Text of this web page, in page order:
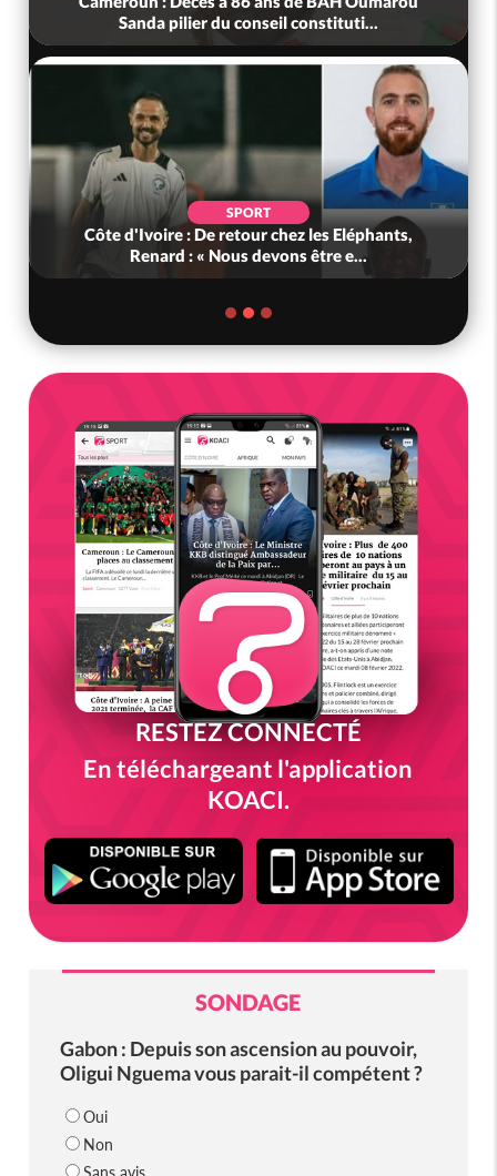
Sanda pilier du conseil constituti...
SPORT
Côte d'Ivoire : De retour chez les Eléphants,
Renard : « Nous devons être e...
RESTEZ CONNECTÉ
En téléchargeant l'application
KOACI.
SONDAGE
Gabon : Depuis son ascension au pouvoir,
Oligui Nguema vous parait-il compétent ?
Oui
Non
Sans avis